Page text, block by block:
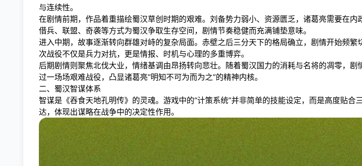
与连续性。
在剧情前期，作品着重描绘蜀汉草创时期的艰难。刘备势力弱小、资源匮乏，诸葛亮需要在内
借兵、联盟、奇袭等方式为蜀汉争取生存空间，剧情节奏稳健而充满铺垫意味。
进入中期，故事逐渐转向群雄对峙的复杂局面。赤壁之后三分天下的格局确立，剧情开始频繁
次战役不仅是兵力对抗，更是情报、时机与心理的多重博弈。
后期剧情则聚焦北伐大业，情绪基调由昂扬转向悲壮。随着蜀汉国力的消耗与名将的凋零，剧
过一场场艰难战役，凸显诸葛亮“明知不可为而为之”的精神内核。
二、蜀汉智谋体系
智谋是《吞食天地孔明传》的灵魂。游戏中的“计策系统”并非简单的技能设定，而是高度贴合
达，体现出谋略在战争中的决定性作用。